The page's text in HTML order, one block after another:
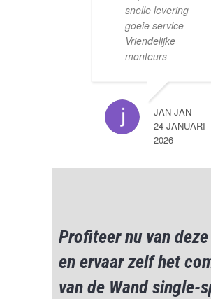
snelle levering
goeie service
Vriendelijke
monteurs
JAN JAN
24 JANUARI
2026
Profiteer nu van
en ervaar zelf het
van de Wand single-